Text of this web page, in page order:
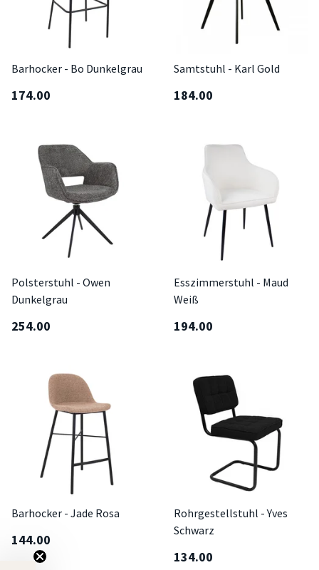
Barhocker - Bo Dunkelgrau
174.00
Samtstuhl - Karl Gold
184.00
Polsterstuhl - Owen
Dunkelgrau
254.00
Esszimmerstuhl - Maud
Weiß
194.00
Barhocker - Jade Rosa
144.00
Rohrgestellstuhl - Yves
Schwarz
134.00